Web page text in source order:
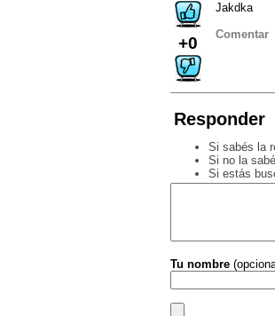
+0
Jakdka
Comentar
Responder
Si sabés la
Si no la
Si estás
Tu nombre